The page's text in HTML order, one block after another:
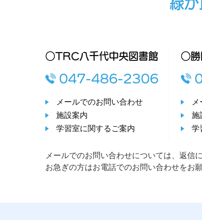
緑
○TRC八千代中央図書館
047-486-2306
メールでのお問い合わせ
施設案内
学習室に関するご案内
○勝
施
学
メールでのお問い合わせについては、返信
お急ぎの方はお電話でのお問い合わせをお願